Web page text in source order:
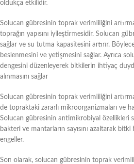
oldukça etkilidir.
Solucan gübresinin toprak verimliliğini
toprağın yapısını iyileştirmesidir. Solucan
sağlar ve su tutma kapasitesini artırır.
beslenmesini ve yetişmesini sağlar. Ayrıca
dengesini düzenleyerek bitkilerin ihtiyaç
alınmasını sağlar
Solucan gübresinin toprak verimliliğini
de topraktaki zararlı mikroorganizmaları ve
Solucan gübresinin antimikrobiyal özellikleri
bakteri ve mantarların sayısını azaltarak bitki
engeller.
Son olarak, solucan gübresinin toprak